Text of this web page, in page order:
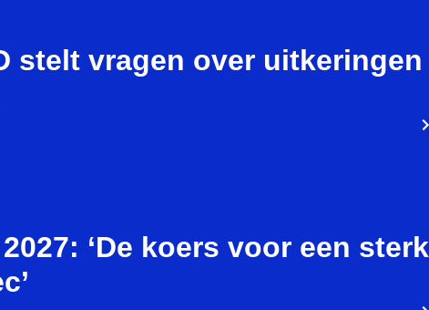
stelt vragen over uitkeringen
‘De koers voor een sterk